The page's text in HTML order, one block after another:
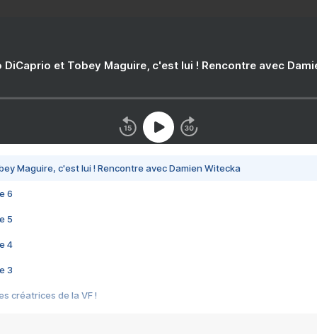
DiCaprio et Tobey Maguire, c'est lui ! Rencontre avec
Maguire, c'est lui ! Rencontre avec Damien Witecka
6
5
4
3
créatrices de la VF !